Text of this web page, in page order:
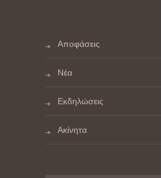
Αποφάσεις
Νέα
Εκδηλώσεις
Ακίνητα